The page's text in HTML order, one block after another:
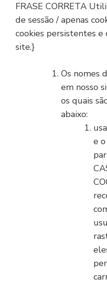
FRASE CORRETA
de sessão / apenas
cookies persistentes e
site.}
Os nomes
em nosso
os quais
abaixo:
e